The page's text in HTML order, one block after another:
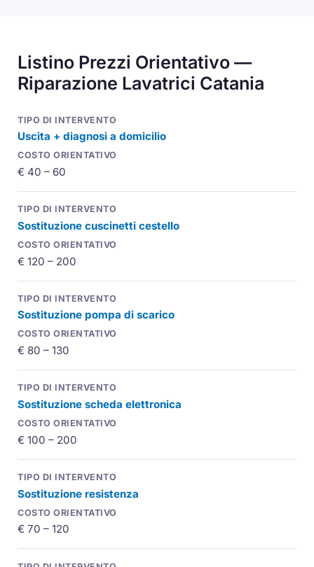
Listino Prezzi Orientativo —
Riparazione Lavatrici Catania
Uscita + diagnosi a domicilio
€ 40 – 60
Sostituzione cuscinetti cestello
€ 120 – 200
Sostituzione pompa di scarico
€ 80 – 130
Sostituzione scheda elettronica
€ 100 – 200
Sostituzione resistenza
€ 70 – 120